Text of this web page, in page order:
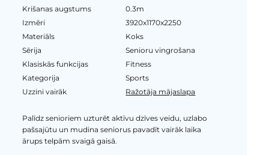
Krišanas augstums
0.3m
Izmēri
3920x1170x2250
Materiāls
Koks
Sērija
Senioru vingrošana
Klasiskās funkcijas
Fitness
Kategorija
Sports
Uzzini vairāk
Ražotāja mājaslapa
Palīdz senioriem uzturēt aktīvu dzīves veidu, uzlabo
pašsajūtu un mudina seniorus pavadīt vairāk laika
ārups telpām svaigā gaisā.